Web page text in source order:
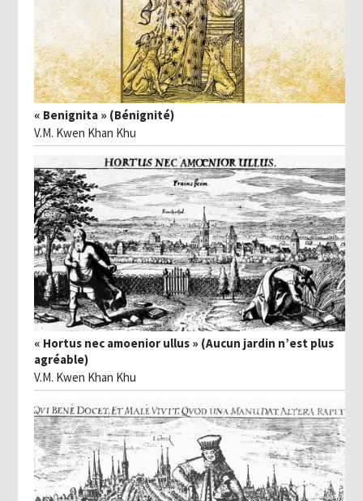
« Benignita » (Bénignité)
V.M. Kwen Khan Khu
« Hortus nec amoenior ullus » (Aucun jardin n’est plus
agréable)
V.M. Kwen Khan Khu